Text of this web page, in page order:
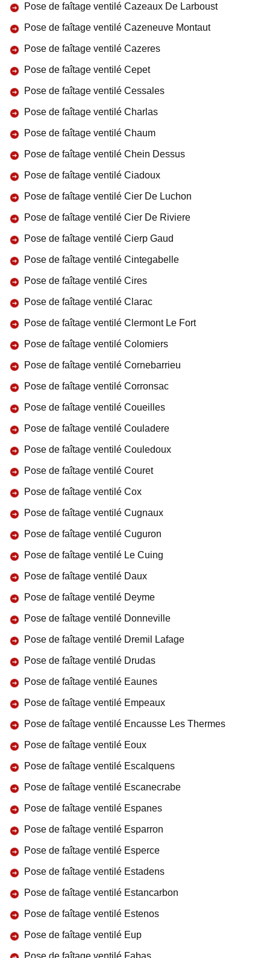
Pose de faîtage ventilé Cazeaux De Larboust
Pose de faîtage ventilé Cazeneuve Montaut
Pose de faîtage ventilé Cazeres
Pose de faîtage ventilé Cepet
Pose de faîtage ventilé Cessales
Pose de faîtage ventilé Charlas
Pose de faîtage ventilé Chaum
Pose de faîtage ventilé Chein Dessus
Pose de faîtage ventilé Ciadoux
Pose de faîtage ventilé Cier De Luchon
Pose de faîtage ventilé Cier De Riviere
Pose de faîtage ventilé Cierp Gaud
Pose de faîtage ventilé Cintegabelle
Pose de faîtage ventilé Cires
Pose de faîtage ventilé Clarac
Pose de faîtage ventilé Clermont Le Fort
Pose de faîtage ventilé Colomiers
Pose de faîtage ventilé Cornebarrieu
Pose de faîtage ventilé Corronsac
Pose de faîtage ventilé Coueilles
Pose de faîtage ventilé Couladere
Pose de faîtage ventilé Couledoux
Pose de faîtage ventilé Couret
Pose de faîtage ventilé Cox
Pose de faîtage ventilé Cugnaux
Pose de faîtage ventilé Cuguron
Pose de faîtage ventilé Le Cuing
Pose de faîtage ventilé Daux
Pose de faîtage ventilé Deyme
Pose de faîtage ventilé Donneville
Pose de faîtage ventilé Dremil Lafage
Pose de faîtage ventilé Drudas
Pose de faîtage ventilé Eaunes
Pose de faîtage ventilé Empeaux
Pose de faîtage ventilé Encausse Les Thermes
Pose de faîtage ventilé Eoux
Pose de faîtage ventilé Escalquens
Pose de faîtage ventilé Escanecrabe
Pose de faîtage ventilé Espanes
Pose de faîtage ventilé Esparron
Pose de faîtage ventilé Esperce
Pose de faîtage ventilé Estadens
Pose de faîtage ventilé Estancarbon
Pose de faîtage ventilé Estenos
Pose de faîtage ventilé Eup
Pose de faîtage ventilé Fabas